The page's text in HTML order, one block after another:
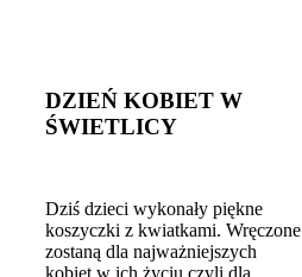
DZIEŃ KOBIET W
ŚWIETLICY
Dziś dzieci wykonały piękne
koszyczki z kwiatkami. Wręczone
zostaną dla najważniejszych
kobiet w ich życiu czyli dla